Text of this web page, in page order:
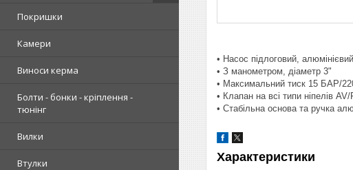
Покришки
Камери
Виноси керма
Болти - бонки - кріплення -
тюнінг
Вилки
Втулки
• Насос підлоговий, алюмінієвий
• З манометром, діаметр 3"
• Максимальний тиск 15 БАР/
• Клапан на всі типи ніпелів AV/
• Стабільна основа та ручка
Характеристики